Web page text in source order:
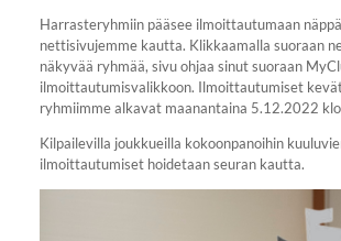
Harrasteryhmiin pääsee ilmoittautumaan
nettisivujemme kautta. Klikkaamalla suoraan
näkyvää ryhmää, sivu ohjaa sinut suoraan
ilmoittautumisvalikkoon. Ilmoittautumiset
ryhmiimme alkavat maanantaina 5.12.2022
Kilpailevilla joukkueilla kokoonpanoihin
ilmoittautumiset hoidetaan seuran kautta.